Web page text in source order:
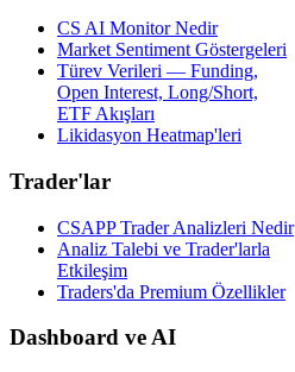
CS AI Monitor Nedir
Market Sentiment Göstergeleri
Türev Verileri — Funding,
Open Interest, Long/Short,
ETF Akışları
Likidasyon Heatmap'leri
Trader'lar
CSAPP Trader Analizleri Nedir
Analiz Talebi ve Trader'larla
Etkileşim
Traders'da Premium Özellikler
Dashboard ve AI